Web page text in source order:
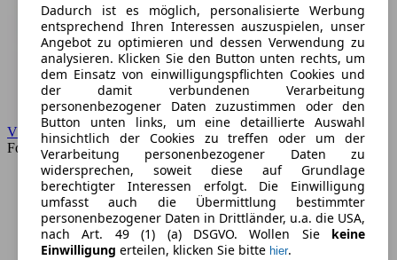
VW
Forum
Dadurch ist es möglich, personalisierte Werbung
entsprechend Ihren Interessen auszuspielen, unser
Angebot zu optimieren und dessen Verwendung zu
analysieren. Klicken Sie den Button unten rechts, um
dem Einsatz von einwilligungspflichten Cookies und
der damit verbundenen Verarbeitung
personenbezogener Daten zuzustimmen oder den
Button unten links, um eine detaillierte Auswahl
hinsichtlich der Cookies zu treffen oder um der
Verarbeitung personenbezogener Daten zu
widersprechen, soweit diese auf Grundlage
berechtigter Interessen erfolgt. Die Einwilligung
umfasst auch die Übermittlung bestimmter
personenbezogener Daten in Drittländer, u.a. die USA,
nach Art. 49 (1) (a) DSGVO. Wollen Sie keine
Einwilligung erteilen, klicken Sie bitte hier.